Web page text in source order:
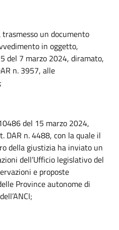
trasmesso un documento
in oggetto,
del 7 marzo 2024, diramato,
n. 3957, alle
del 15 marzo 2024,
DAR n. 4488, con la quale il
della giustizia ha inviato un
dell’Ufficio legislativo del
e proposte
Province autonome di